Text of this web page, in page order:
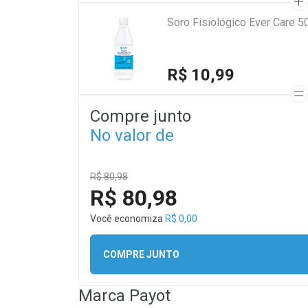
Soro Fisiológico Ever Care
R$ 10,99
Compre junto
No valor de
R$ 80,98
R$ 80,98
Você economiza R$ 0,00
COMPRE JUNTO
Marca Payot